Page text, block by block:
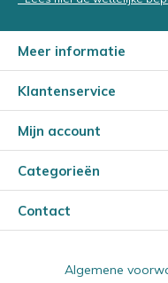
Meer informatie
Klantenservice
Mijn account
Categorieën
Contact
Algemene